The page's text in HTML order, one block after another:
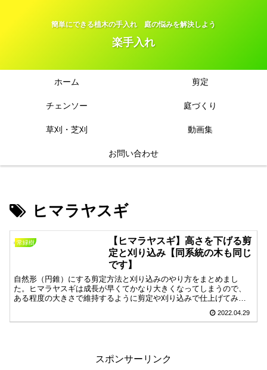
簡単にできる植木の手入れ 庭の悩みを解決しよう
楽手入れ
ホーム 剪定
チェンソー 庭づくり
草刈・芝刈 動画集
お問い合わせ
ヒマラヤスギ
常緑樹
【ヒマラヤスギ】高さを下げる剪
定と刈り込み【同系統の木も同じ
です】
自然形（円錐）にする剪定方法と刈り込みのやり方をまとめまし
た。ヒマラヤスギは成長が早くてかなり大きくなってしまうので、
ある程度の大きさで維持するように剪定や刈り込みで仕上げてみま
しょう。切る時の注意点は、葉がなくなると枝ごと枯れるので葉を
2022.04.29
スポンサーリンク